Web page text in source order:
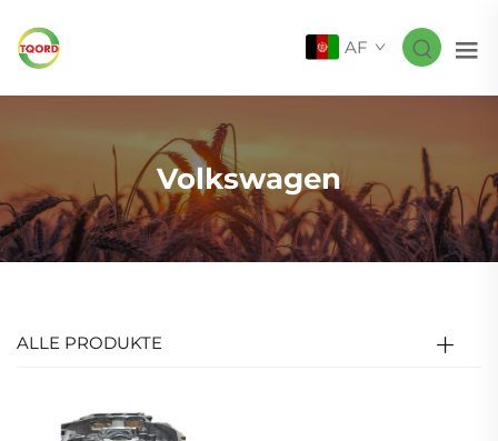
AF
Volkswagen
ALLE PRODUKTE